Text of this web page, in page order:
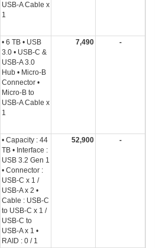
USB-A Cable x
1
• 6 TB • USB
3.0 • USB-C &
USB-A 3.0
Hub • Micro-B
Connector •
Micro-B to
USB-A Cable x
1
7,490 -
• Capacity : 44
TB • Interface :
USB 3.2 Gen 1
• Connector :
USB-C x 1 /
USB-A x 2 •
Cable : USB-C
to USB-C x 1 /
USB-C to
USB-A x 1 •
RAID : 0 / 1
52,900 -